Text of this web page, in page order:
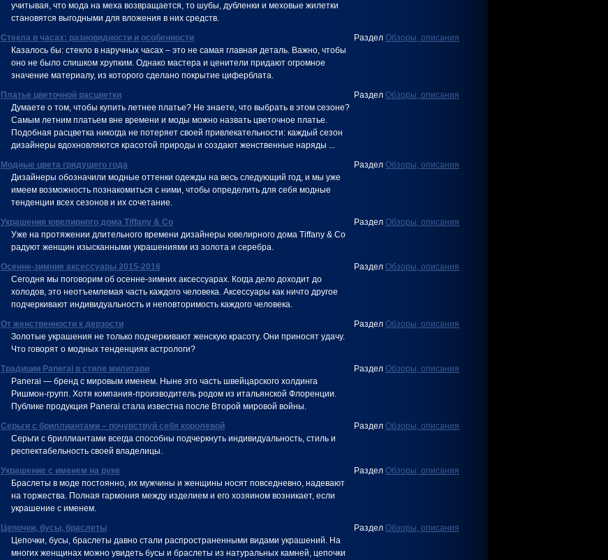
учитывая, что мода на меха возвращается, то шубы, дубленки и меховые жилетки
становятся выгодными для вложения в них средств.
Стекла в часах: разновидности и особенности
Раздел Обзоры, описания
Казалось бы: стекло в наручных часах – это не самая главная деталь. Важно, чтобы
оно не было слишком хрупким. Однако мастера и ценители придают огромное
значение материалу, из которого сделано покрытие циферблата.
Платье цветочной расцветки
Раздел Обзоры, описания
Думаете о том, чтобы купить летнее платье? Не знаете, что выбрать в этом сезоне?
Самым летним платьем вне времени и моды можно назвать цветочное платье.
Подобная расцветка никогда не потеряет своей привлекательности: каждый сезон
дизайнеры вдохновляются красотой природы и создают женственные наряды ...
Модные цвета грядущего года
Раздел Обзоры, описания
Дизайнеры обозначили модные оттенки одежды на весь следующий год, и мы уже
имеем возможность познакомиться с ними, чтобы определить для себя модные
тенденции всех сезонов и их сочетание.
Украшения ювелирного дома Tiffany & Co
Раздел Обзоры, описания
Уже на протяжении длительного времени дизайнеры ювелирного дома Tiffany & Co
радуют женщин изысканными украшениями из золота и серебра.
Осенне-зимние аксессуары 2015-2016
Раздел Обзоры, описания
Сегодня мы поговорим об осенне-зимних аксессуарах. Когда дело доходит до
холодов, это неотъемлемая часть каждого человека. Аксессуары как ничто другое
подчеркивают индивидуальность и неповторимость каждого человека.
От женственности к дерзости
Раздел Обзоры, описания
Золотые украшения не только подчеркивают женскую красоту. Они приносят удачу.
Что говорят о модных тенденциях астрологи?
Традиции Panerai в стиле милитари
Раздел Обзоры, описания
Panerai — бренд с мировым именем. Ныне это часть швейцарского холдинга
Ришмон-групп. Хотя компания-производитель родом из итальянской Флоренции.
Публике продукция Panerai стала известна после Второй мировой войны.
Серьги с бриллиантами – почувствуй себя королевой
Раздел Обзоры, описания
Серьги с бриллиантами всегда способны подчеркнуть индивидуальность, стиль и
респектабельность своей владелицы.
Украшение с именем на руке
Раздел Обзоры, описания
Браслеты в моде постоянно, их мужчины и женщины носят повседневно, надевают
на торжества. Полная гармония между изделием и его хозяином возникает, если
украшение с именем.
Цепочки, бусы, браслеты
Раздел Обзоры, описания
Цепочки, бусы, браслеты давно стали распространенными видами украшений. На
многих женщинах можно увидеть бусы и браслеты из натуральных камней, цепочки